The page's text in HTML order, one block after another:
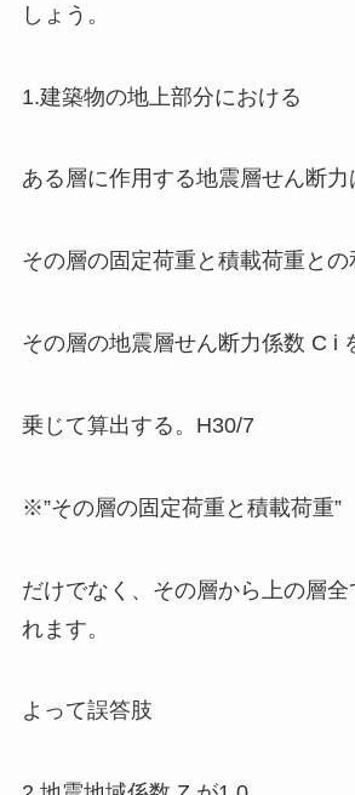
しょう。
1.建築物の地上部分における
ある層に作用する地震層せん断力
その層の固定荷重と積載荷重との
その層の地震層せん断力係数 C i
乗じて算出する。H30/7
※”その層の固定荷重と積載荷重”
だけでなく、その層から上の層全
れます。
よって誤答肢